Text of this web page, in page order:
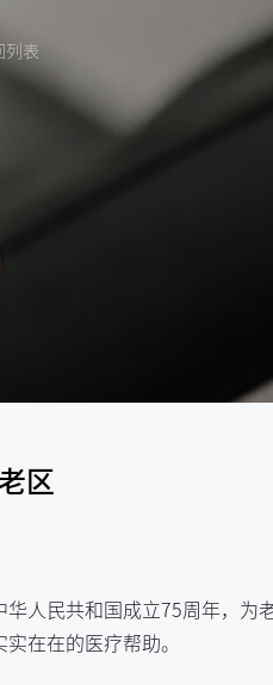
列表
区
人民共和国成立75周年，为
在在的医疗帮助。